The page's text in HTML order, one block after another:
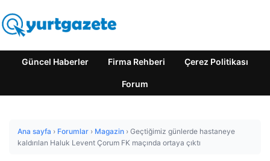
Güncel Haberler Firma Rehberi Çerez Politikası
Forum
Ana sayfa › Forumlar › Magazin › Geçtiğimiz günlerde hastaneye
kaldırılan Haluk Levent Çorum FK maçında ortaya çıktı